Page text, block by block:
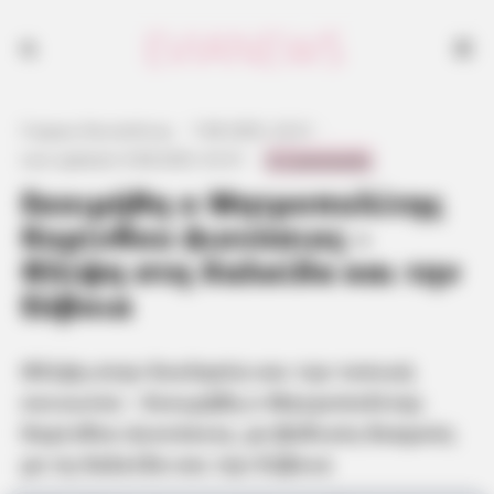
Εκοιμήθη ο Μητροπολίτης
Κορίνθου Διονύσιος –
Θλίψη στη Χαλκίδα και την
Εύβοια
Θλίψη στην Εκκλησία και την τοπική